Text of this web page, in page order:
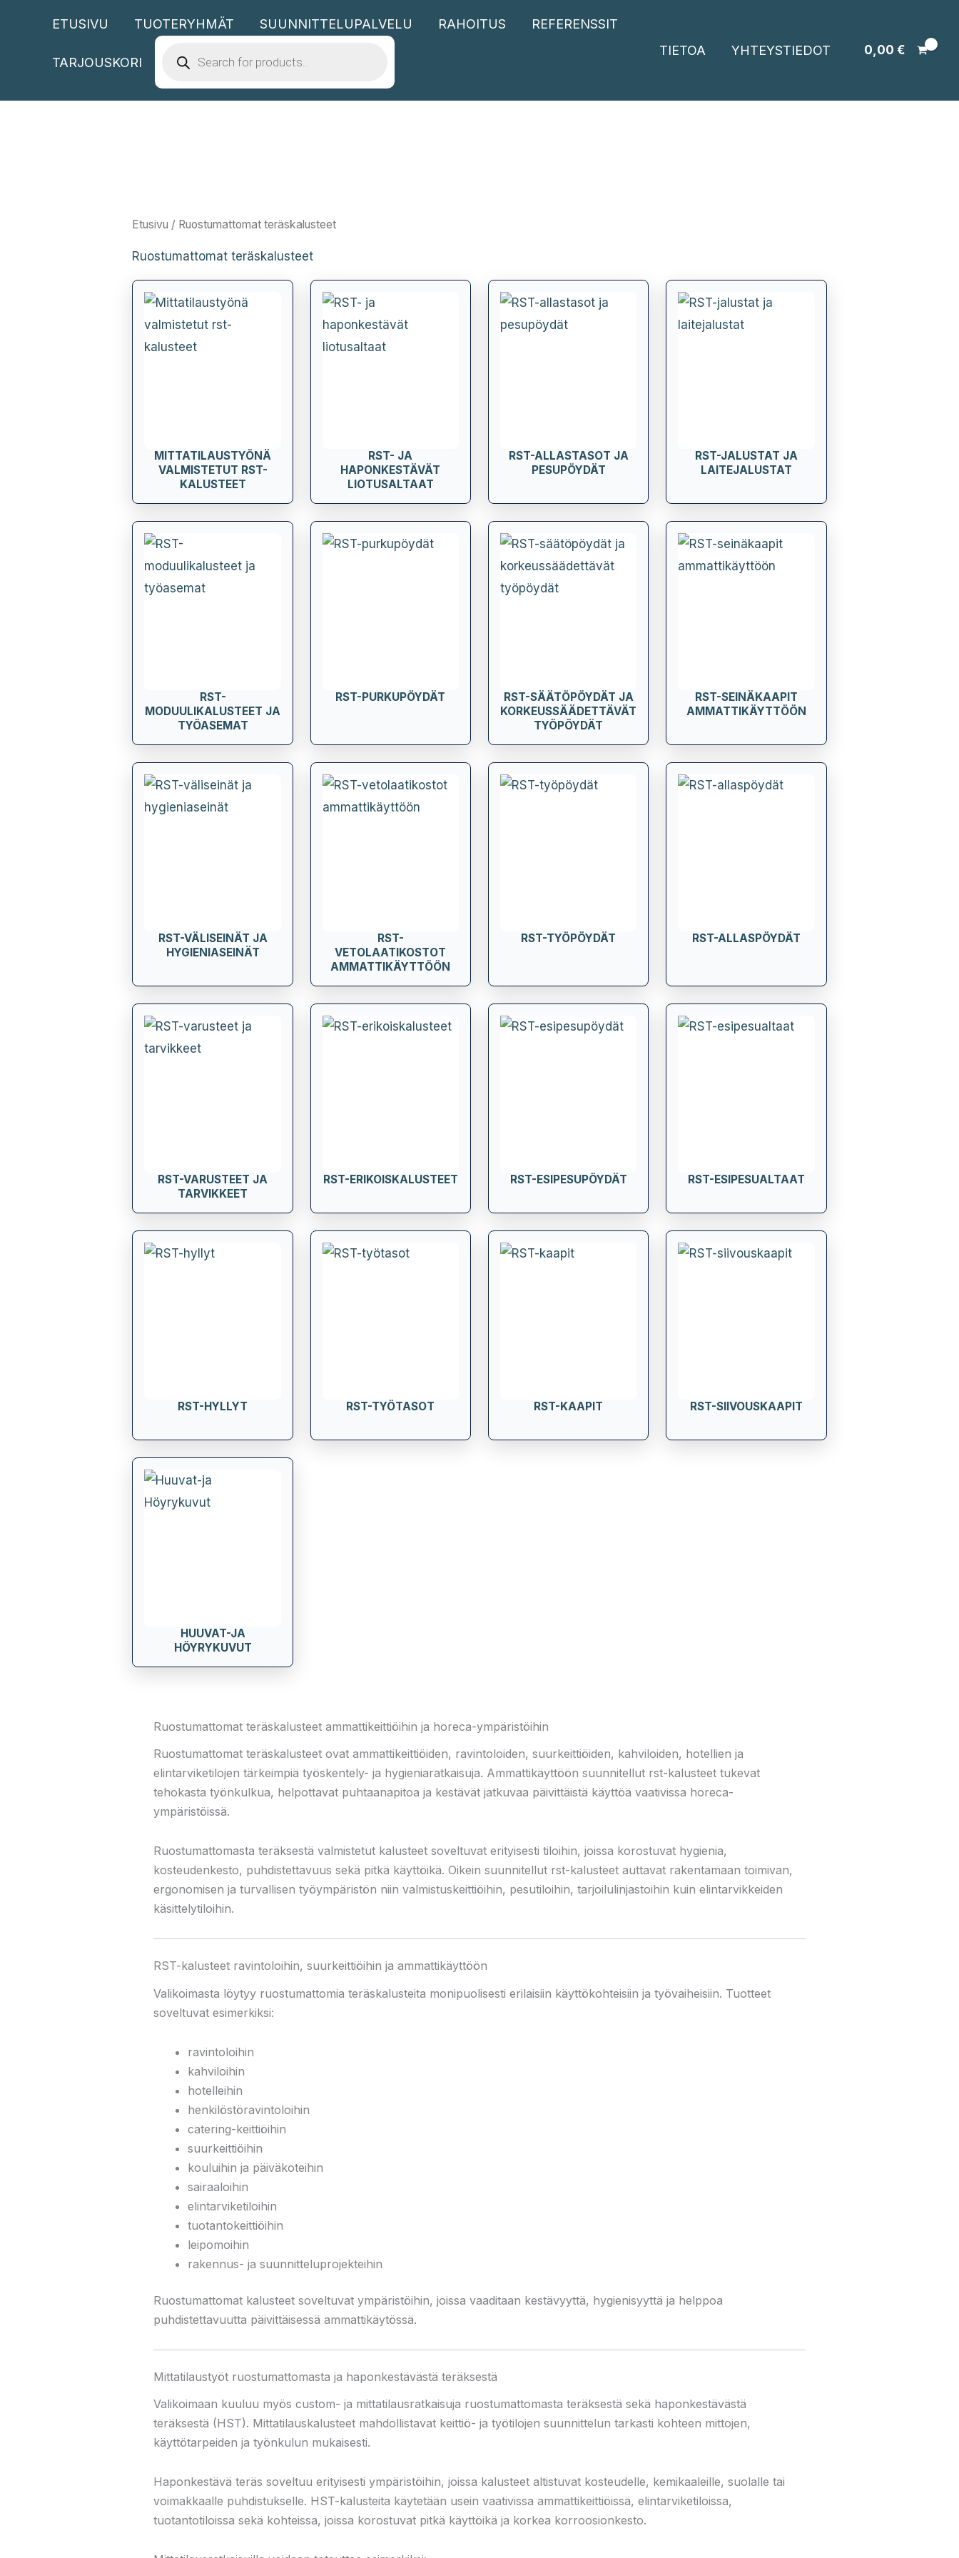
ETUSIVU TUOTERYHMÄT SUUNNITTELUPALVELU RAHOITUS REFERENSSIT
TARJOUSKORI
SEARCH
TIETOA YHTEYSTIEDOT 0,00 €
Etusivu / Ruostumattomat teräskalusteet
Ruostumattomat teräskalusteet
MITTATILAUSTYÖNÄ
VALMISTETUT RST-
KALUSTEET
RST- JA
HAPONKESTÄVÄT
LIOTUSALTAAT
RST-ALLASTASOT JA
PESUPÖYDÄT
RST-JALUSTAT JA
LAITEJALUSTAT
RST-
MODUULIKALUSTEET JA
TYÖASEMAT
RST-PURKUPÖYDÄT
RST-SÄÄTÖPÖYDÄT JA
KORKEUSSÄÄDETTÄVÄT
TYÖPÖYDÄT
RST-SEINÄKAAPIT
AMMATTIKÄYTTÖÖN
RST-VÄLISEINÄT JA
HYGIENIASEINÄT
RST-
VETOLAATIKOSTOT
AMMATTIKÄYTTÖÖN
RST-TYÖPÖYDÄT RST-ALLASPÖYDÄT
RST-VARUSTEET JA
TARVIKKEET
RST-ERIKOISKALUSTEET RST-ESIPESUPÖYDÄT RST-ESIPESUALTAAT
RST-HYLLYT RST-TYÖTASOT RST-KAAPIT RST-SIIVOUSKAAPIT
HUUVAT-JA
HÖYRYKUVUT
Ruostumattomat teräskalusteet ammattikeittiöihin ja horeca-ympäristöihin
Ruostumattomat teräskalusteet ovat ammattikeittiöiden, ravintoloiden, suurkeittiöiden, kahviloiden, hotellien ja
elintarviketilojen tärkeimpiä työskentely- ja hygieniaratkaisuja. Ammattikäyttöön suunnitellut rst-kalusteet tukevat
tehokasta työnkulkua, helpottavat puhtaanapitoa ja kestävät jatkuvaa päivittäistä käyttöä vaativissa horeca-
ympäristöissä.
Ruostumattomasta teräksestä valmistetut kalusteet soveltuvat erityisesti tiloihin, joissa korostuvat hygienia,
kosteudenkesto, puhdistettavuus sekä pitkä käyttöikä. Oikein suunnitellut rst-kalusteet auttavat rakentamaan toimivan,
ergonomisen ja turvallisen työympäristön niin valmistuskeittiöihin, pesutiloihin, tarjoilulinjastoihin kuin elintarvikkeiden
käsittelytiloihin.
RST-kalusteet ravintoloihin, suurkeittiöihin ja ammattikäyttöön
Valikoimasta löytyy ruostumattomia teräskalusteita monipuolisesti erilaisiin käyttökohteisiin ja työvaiheisiin. Tuotteet
soveltuvat esimerkiksi:
ravintoloihin
kahviloihin
hotelleihin
henkilöstöravintoloihin
catering-keittiöihin
suurkeittiöihin
kouluihin ja päiväkoteihin
sairaaloihin
elintarviketiloihin
tuotantokeittiöihin
leipomoihin
rakennus- ja suunnitteluprojekteihin
Ruostumattomat kalusteet soveltuvat ympäristöihin, joissa vaaditaan kestävyyttä, hygienisyyttä ja helppoa
puhdistettavuutta päivittäisessä ammattikäytössä.
Mittatilaustyöt ruostumattomasta ja haponkestävästä teräksestä
Valikoimaan kuuluu myös custom- ja mittatilausratkaisuja ruostumattomasta teräksestä sekä haponkestävästä
teräksestä (HST). Mittatilauskalusteet mahdollistavat keittiö- ja työtilojen suunnittelun tarkasti kohteen mittojen,
käyttötarpeiden ja työnkulun mukaisesti.
Haponkestävä teräs soveltuu erityisesti ympäristöihin, joissa kalusteet altistuvat kosteudelle, kemikaaleille, suolalle tai
voimakkaalle puhdistukselle. HST-kalusteita käytetään usein vaativissa ammattikeittiöissä, elintarviketiloissa,
tuotantotiloissa sekä kohteissa, joissa korostuvat pitkä käyttöikä ja korkea korroosionkesto.